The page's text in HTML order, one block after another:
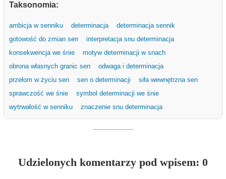
Taksonomia:
ambicja w senniku determinacja
determinacja sennik
gotowość do zmian sen
interpretacja snu determinacja
konsekwencja we śnie
motyw determinacji w snach
obrona własnych granic sen
odwaga i determinacja
przełom w życiu sen
sen o determinacji
siła wewnętrzna sen
sprawczość we śnie
symbol determinacji we śnie
wytrwałość w senniku
znaczenie snu determinacja
Udzielonych komentarzy pod wpisem: 0